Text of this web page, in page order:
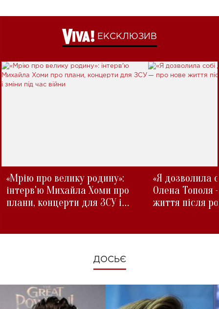
ЕКСКЛЮЗИВ
«Мрію про велику родину»:
інтерв'ю Михайла Хоми про
плани, концерти для ЗСУ і
«Я дозволила
Олена Тополя
життя після
ДОСЬЄ